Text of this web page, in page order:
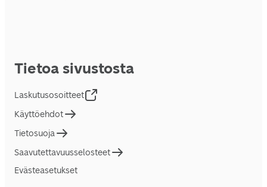
Tietoa sivustosta
Laskutusosoitteet
Käyttöehdot
Tietosuoja
Saavutettavuusselosteet
Evästeasetukset